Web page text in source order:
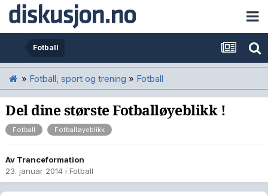
Fotball
» Fotball, sport og trening » Fotball
Del dine største Fotballøyeblikk !
Fotball Fotballøyeblikk
Av Tranceformation
23. januar 2014 i Fotball